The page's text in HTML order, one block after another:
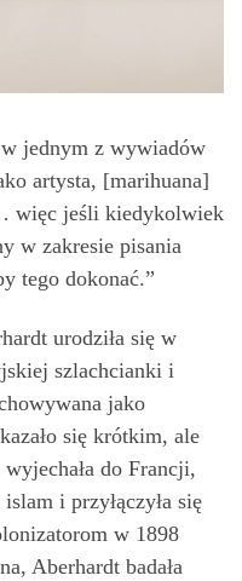
jednym z wywiadów
artysta, [marihuana]
więc jeśli kiedykolwiek
w zakresie pisania
tego dokonać.”
urodziła się w
szlachcianki i
jako
się krótkim, ale
do Francji,
i przyłączyła się
w 1898
Aberhardt badała